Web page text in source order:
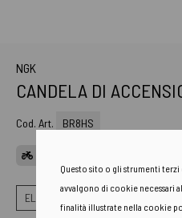
NGK
CANDELA DI
Cod. Art. BR8HS
ELETTRICO
Questo sito o gli strumenti terzi
avvalgono di cookie necessari
finalità illustrate nella cookie